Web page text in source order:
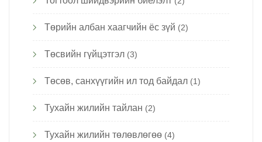
Төрийн албан хаагчийн ёс зүй (2)
Төсвийн гүйцэтгэл (3)
Төсөв, санхүүгийн ил тод байдал (1)
Тухайн жилийн тайлан (2)
Тухайн жилийн төлөвлөгөө (4)